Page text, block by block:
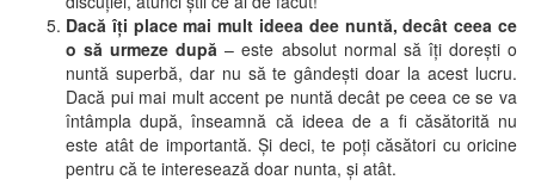
Dacă îți place mai mult ideea dee nuntă, decât ceea ce
o să urmeze după– este absolut normal să îți dorești o
nuntă superbă, dar nu să te gândești doar la acest lucru.
Dacă pui mai mult accent pe nuntă decât pe ceea ce se va
întâmpla după, înseamnă că ideea de a fi căsătorită nu
este atât de importantă. Și deci, te poți căsători cu oricine
pentru că te interesează doar nunta, și atât.